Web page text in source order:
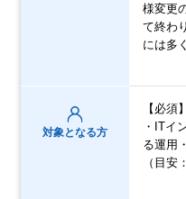
様変更
て終わ
には多
対象となる方
【必
・ITイ
る運用
（目安